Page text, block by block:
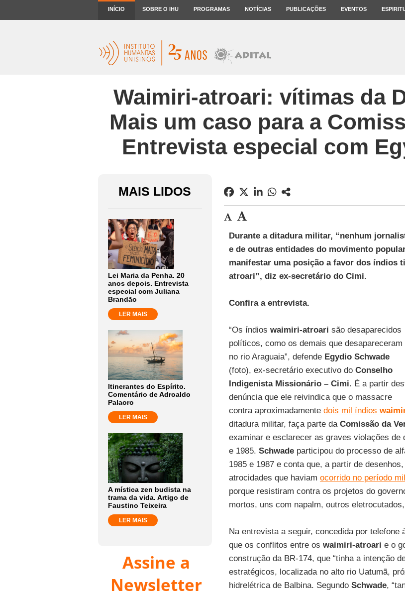
INÍCIO SOBRE O IHU PROGRAMAS NOTÍCIAS PUBLICAÇÕES EVENTOS
Waimiri-atroari: vítimas da
Mais um caso para a
Entrevista especial com
MAIS LIDOS
Lei Maria da Penha. 20
anos depois. Entrevista
especial com Juliana
Brandão
LER MAIS
Itinerantes do Espírito.
Comentário de Adroaldo
Palaoro
LER MAIS
A mística zen budista na
trama da vida. Artigo de
Faustino Teixeira
LER MAIS
Assine a
Newsletter
Durante a ditadura militar, “nenhum
e de outras entidades do movimento
manifestar uma posição a favor dos índios
atroari”, diz ex-secretário do Cimi.
Confira a entrevista.
“Os índios waimiri-atroari são desaparecidos
políticos, como os demais que desapareceram
no rio Araguaia”, defende Egydio Schwade
(foto), ex-secretário executivo do Conselho
Indigenista Missionário – Cimi. É a partir
denúncia que ele reivindica que o massacre
contra aproximadamente dois mil índios
ditadura militar, faça parte da Comissão da
examinar e esclarecer as graves violações de
e 1985. Schwade participou do processo de
1985 e 1987 e conta que, a partir de
atrocidades que haviam ocorrido no período
porque resistiram contra os projetos do
mortos, uns com napalm, outros
Na entrevista a seguir, concedida por telefone
que os conflitos entre os waimiri-atroari e o
construção da BR-174, que “tinha a intenção
estratégicos, localizada no alto rio Uatumã,
hidrelétrica de Balbina. Segundo Schwade,